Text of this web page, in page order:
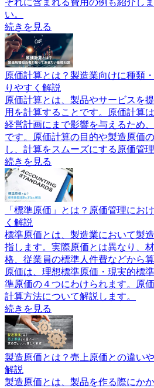
ぞれに含まれる費用の例も紹介し
い。
続きを見る
原価計算とは？製造業向けに種類
りやすく解説
原価計算とは、製品やサービスを
用を計算することです。原価計算
経営計画にまで影響を与えるため
です。原価計算の目的や製造原価
し、計算をスムーズにする原価管
続きを見る
「標準原価」とは？原価管理にお
く解説
標準原価とは、製造業において製
指します。実際原価とは異なり、
格、従業員の標準人件費などから
原価は、理想標準原価・現実的標
準原価の４つにわけられます。原
計算方法について解説します。
続きを見る
製造原価とは？売上原価との違い
解説
製造原価とは、製品を作る際にか